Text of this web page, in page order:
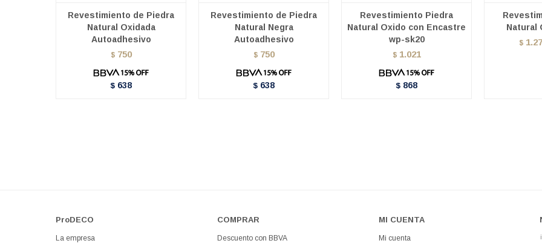
Revestimiento de Piedra
Natural Oxidada
Autoadhesivo
$ 750
$ 638
Revestimiento de Piedra
Natural Negra
Autoadhesivo
$ 750
$ 638
Revestimiento Piedra
Natural Oxido con Encastre
wp-sk20
$ 1.021
$ 868
Natural
$
ProDECO
La empresa
COMPRAR
Descuento con BBVA
MI CUENTA
Mi cuenta